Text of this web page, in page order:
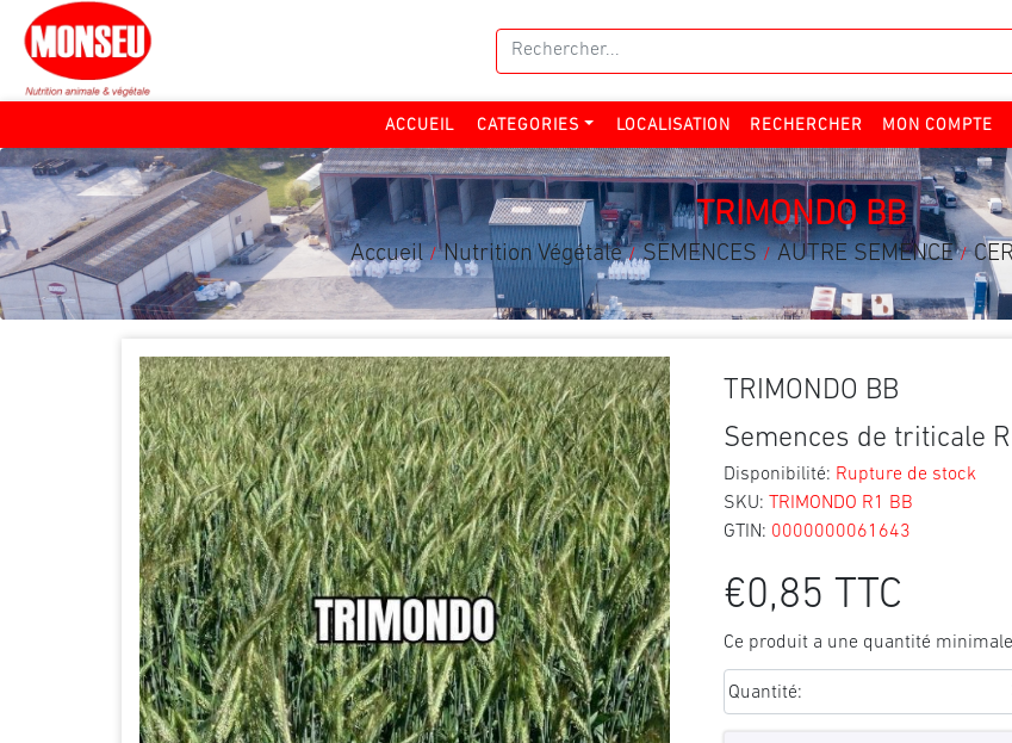
ACCUEIL CATEGORIES LOCALISATION RECHERCHER MON COMPTE
TRIMONDO BB
Accueil / Nutrition Végétale / SEMENCES / AUTRE SEMENCE /
TRIMONDO BB
Semences de triticale
Disponibilité: Rupture de stock
SKU:
TRIMONDO R1 BB
GTIN: 0000000061643
€0,85 TTC
Ce produit a une quantité
Quantité: